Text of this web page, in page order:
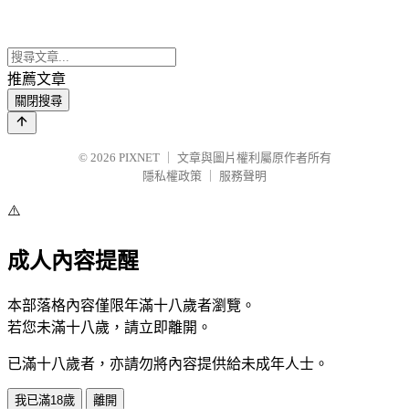
推薦文章
關閉搜尋
© 2026 PIXNET
文章與圖片權利屬原作者所有
隱私權政策
服務聲明
⚠️
成人內容提醒
本部落格內容僅限年滿十八歲者瀏覽。
若您未滿十八歲，請立即離開。
已滿十八歲者，亦請勿將內容提供給未成年人士。
我已滿18歲 離開